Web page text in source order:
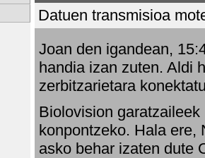
Datuen transmisioa
Joan den igandean,
handia izan zuten. Aldi
zerbitzarietara
Biolovision
konpontzeko. Hala ere,
asko behar izaten dute